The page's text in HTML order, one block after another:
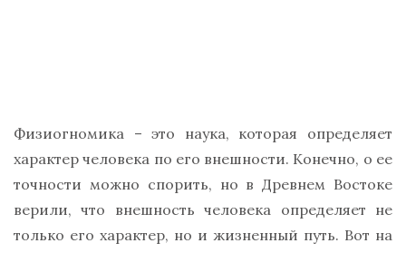
Физиогномика – это наука, которая определяет
характер человека по его внешности. Конечно, о ее
точности можно спорить, но в Древнем Востоке
верили, что внешность человека определяет не
только его характер, но и жизненный путь. Вот на